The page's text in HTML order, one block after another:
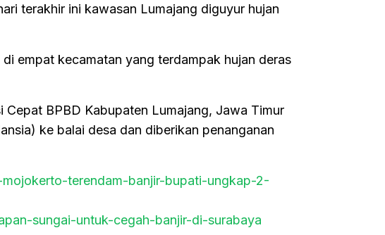
terakhir ini kawasan Lumajang diguyur hujan
empat kecamatan yang terdampak hujan deras
BPBD Kabupaten Lumajang, Jawa Timur
ke balai desa dan diberikan penanganan
terendam-banjir-bupati-ungkap-2-
sungai-untuk-cegah-banjir-di-surabaya